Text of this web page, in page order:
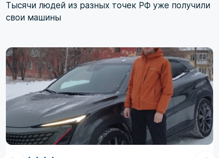
Тысячи людей из разных точек РФ уже получили
свои машины